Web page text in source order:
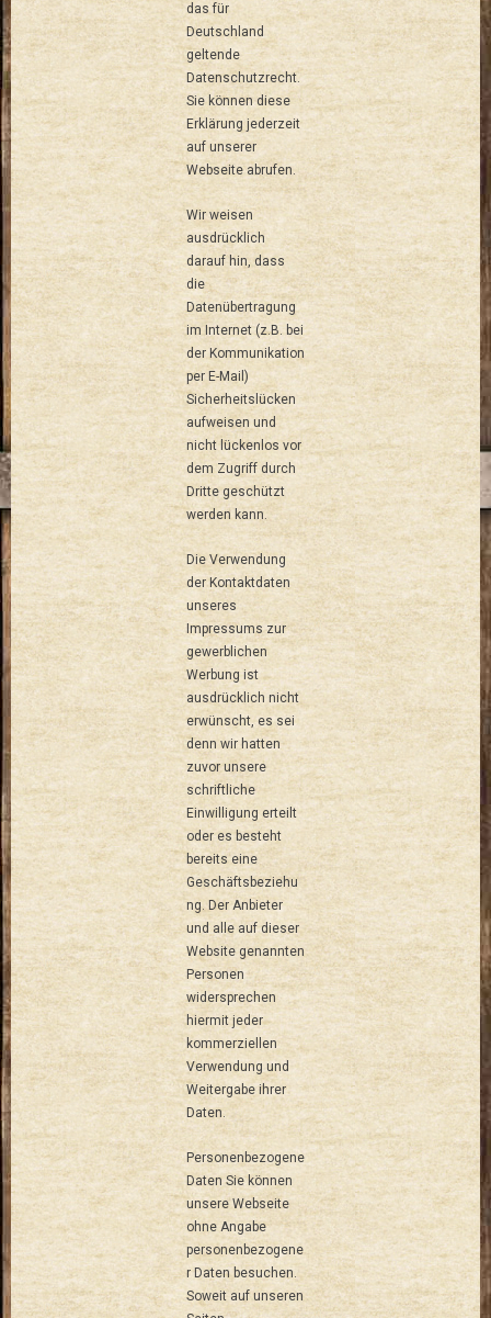
das für
Deutschland
geltende
Datenschutzrecht.
Sie können diese
Erklärung jederzeit
auf unserer
Webseite abrufen.
Wir weisen
ausdrücklich
darauf hin, dass
die
Datenübertragung
im Internet (z.B. bei
der Kommunikation
per E-Mail)
Sicherheitslücken
aufweisen und
nicht lückenlos vor
dem Zugriff durch
Dritte geschützt
werden kann.
Die Verwendung
der Kontaktdaten
unseres
Impressums zur
gewerblichen
Werbung ist
ausdrücklich nicht
erwünscht, es sei
denn wir hatten
zuvor unsere
schriftliche
Einwilligung erteilt
oder es besteht
bereits eine
Geschäftsbeziehu
ng. Der Anbieter
und alle auf dieser
Website genannten
Personen
widersprechen
hiermit jeder
kommerziellen
Verwendung und
Weitergabe ihrer
Daten.
Personenbezogene
Daten Sie können
unsere Webseite
ohne Angabe
personenbezogene
r Daten besuchen.
Soweit auf unseren